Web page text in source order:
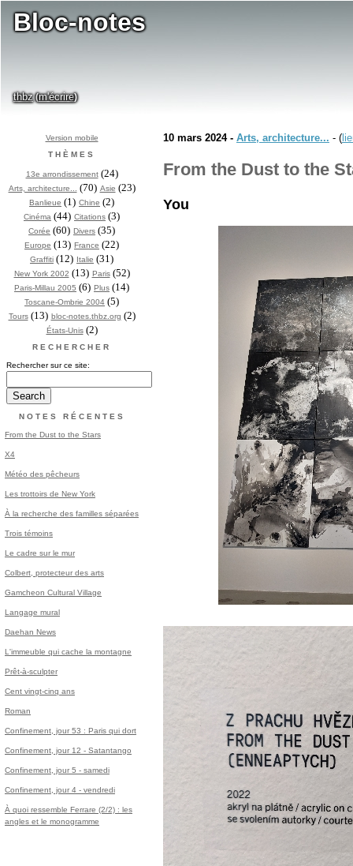
Bloc-notes
thbz(m'écrire)
Version mobile
THÈMES
13e arrondissement(24)
Arts, architecture... (70) Asie (23)
Banlieue (1) Chine (2)
Cinéma (44) Citations (3)
Corée (60) Divers (35)
Europe (13) France (22)
Graffiti (12) Italie (31)
New York 2002 (13) Paris(52)
Paris-Millau 2005 (6) Plus (14)
Toscane-Ombrie 2004 (5)
Tours(13) bloc-notes.thbz.org (2)
États-Unis(2)
RECHERCHER
Rechercher sur ce site:
NOTES RÉCENTES
From the Dust to the Stars
X4
Météo des pêcheurs
Les trottoirs de New York
À la recherche des familles séparées
Trois témoins
Le cadre sur le mur
Colbert, protecteur des arts
Gamcheon Cultural Village
Langage mural
Daehan News
L'immeuble qui cache la montagne
Prêt-à-sculpter
Cent vingt-cinq ans
Roman
Confinement, jour 53 : Paris qui dort
Confinement, jour 12 - Satantango
Confinement, jour 5 - samedi
Confinement, jour 4 - vendredi
À quoi ressemble Ferrare (2/2) : les
angles et le monogramme
10 mars 2024 - Arts, architecture... - (
From the Dust to the
You